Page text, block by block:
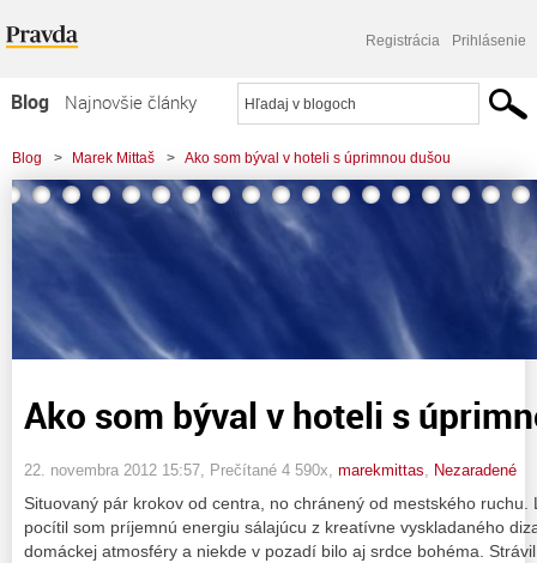
Registrácia Prihlásenie
Blog
Najnovšie články
Najčítanejšie články
Najkomentovanejšie články
Zoznam blogov
Komerčné blogy
Blog > Marek Mittaš > Ako som býval v hoteli s úprimnou dušou
Ako som býval v hoteli s
22. novembra 2012 15:57 , Prečítané 4 590x, marekmittas Nezaradené
Situovaný pár krokov od centra, no chránený od mestského
pocítil som príjemnú energiu sálajúcu z kreatívne vyskladaného
domáckej atmosféry a niekde v pozadí bilo aj srdce bohéma.